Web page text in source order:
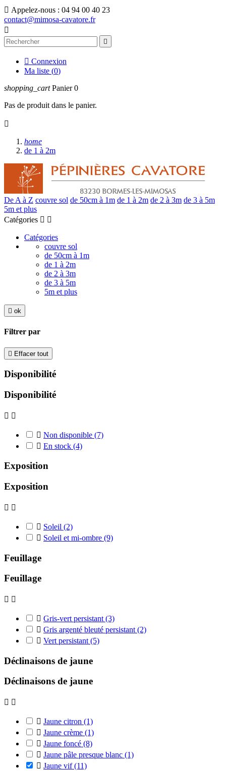
 Appelez-nous : 04 94 00 40 23
contact@mimosa-cavatore.fr


 Connexion
Ma liste (0)
shopping_cart Panier 0
Pas de produit dans le panier.

home
de 1 à 2m
De A à Z couvre sol de 50cm à 1m de 1 à 2m de 2 à 3m de 3 à 5m
5m et plus
Catégories  
Catégories
couvre sol
de 50cm à 1m
de 1 à 2m
de 2 à 3m
de 3 à 5m
5m et plus
 ok
Filtrer par
 Effacer tout
Disponibilité
Disponibilité
 
 Non disponible (7)
 En stock (4)
Exposition
Exposition
 
 Soleil (2)
 Soleil et mi-ombre (9)
Feuillage
Feuillage
 
 Gris-vert persistant (3)
 Gris argenté bleuté persistant (2)
 Vert persistant (5)
Déclinaisons de jaune
Déclinaisons de jaune
 
 Jaune citron (1)
 Jaune crème (1)
 Jaune foncé (8)
 Jaune pâle presque blanc (1)
 Jaune vif(11)